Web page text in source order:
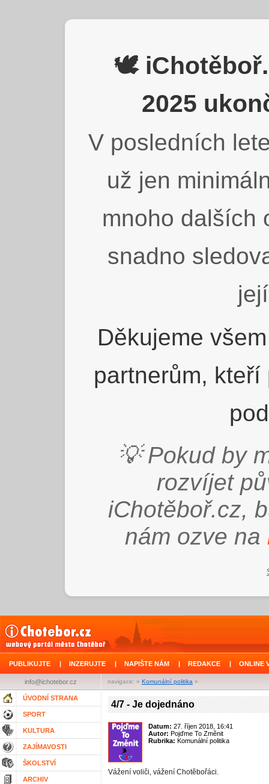
🕊️
2025
V posledních
už jen
mnoho dalších
snadno
Děkujeme
partnerům,
💡 Pokud by
rozvíjet
iChotěboř.cz,
nám ozve na
PUBLIKUJTE | INZERUJTE | NAPIŠTE NÁM | REDAKCE | ONLINE
navigace: » Komunální politika »
info@ichotebor.cz
ÚVODNÍ STRANA
SPORT
KULTURA
ZAJÍMAVOSTI
ŠKOLSTVÍ
ARCHIV
4/7 - Je dojednáno
Datum: 27. říjen 2018, 16:41
Autor: Pojďme To Změnit
Rubrika: Komunální politika
Vážení voliči, vážení Chotěbořáci.